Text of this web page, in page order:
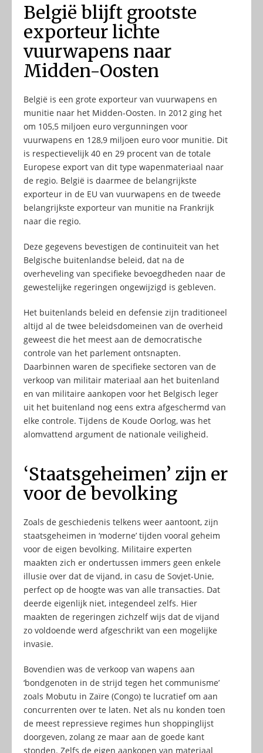
België blijft grootste
exporteur lichte
vuurwapens naar
Midden-Oosten
België is een grote exporteur van vuurwapens en
munitie naar het Midden-Oosten. In 2012 ging het
om 105,5 miljoen euro vergunningen voor
vuurwapens en 128,9 miljoen euro voor munitie. Dit
is respectievelijk 40 en 29 procent van de totale
Europese export van dit type wapenmateriaal naar
de regio. België is daarmee de belangrijkste
exporteur in de EU van vuurwapens en de tweede
belangrijkste exporteur van munitie na Frankrijk
naar die regio.
Deze gegevens bevestigen de continuïteit van het
Belgische buitenlandse beleid, dat na de
overheveling van specifieke bevoegdheden naar de
gewestelijke regeringen ongewijzigd is gebleven.
Het buitenlands beleid en defensie zijn traditioneel
altijd al de twee beleidsdomeinen van de overheid
geweest die het meest aan de democratische
controle van het parlement ontsnapten.
Daarbinnen waren de specifieke sectoren van de
verkoop van militair materiaal aan het buitenland
en van militaire aankopen voor het Belgisch leger
uit het buitenland nog eens extra afgeschermd van
elke controle. Tijdens de Koude Oorlog, was het
alomvattend argument de nationale veiligheid.
‘Staatsgeheimen’ zijn er
voor de bevolking
Zoals de geschiedenis telkens weer aantoont, zijn
staatsgeheimen in ‘moderne’ tijden vooral geheim
voor de eigen bevolking. Militaire experten
maakten zich er ondertussen immers geen enkele
illusie over dat de vijand, in casu de Sovjet-Unie,
perfect op de hoogte was van alle transacties. Dat
deerde eigenlijk niet, integendeel zelfs. Hier
maakten de regeringen zichzelf wijs dat de vijand
zo voldoende werd afgeschrikt van een mogelijke
invasie.
Bovendien was de verkoop van wapens aan
‘bondgenoten in de strijd tegen het communisme’
zoals Mobutu in Zaïre (Congo) te lucratief om aan
concurrenten over te laten. Net als nu konden toen
de meest repressieve regimes hun shoppinglijst
doorgeven, zolang ze maar aan de goede kant
stonden. Zelfs de eigen aankopen van materiaal